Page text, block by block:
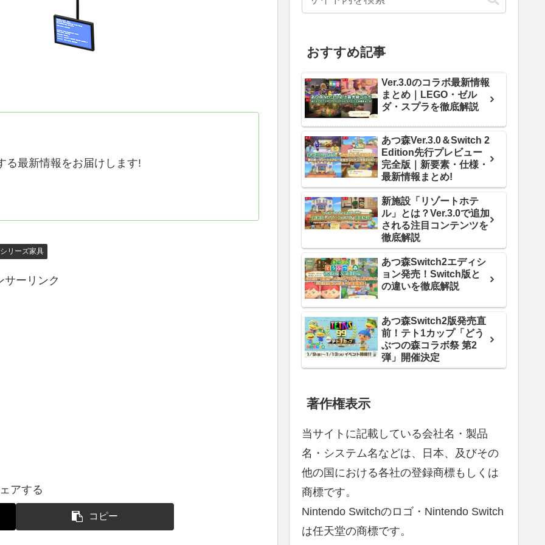
る最新情報をお届けします!
リーズ家具
サーリンク
アする
コピー
おすすめ記事
Ver.3.0のコラボ最新情報
まとめ｜LEGO・ゼル
ダ・スプラを徹底解説
あつ森Ver.3.0＆Switch 2
Edition先行プレビュー
完全版｜新要素・仕様・
最新情報まとめ!
新施設「リゾートホテ
ル」とは？Ver.3.0で追加
される注目コンテンツを
徹底解説
あつ森Switch2エディシ
ョン発売！Switch版と
の違いを徹底解説
あつ森Switch2版発売直
前！テト1カップ「どう
ぶつの森コラボ祭 第2
弾」開催決定
著作権表示
当サイトに記載している会社名・製品
名・システム名などは、日本、及びその
他の国における各社の登録商標もしくは
商標です。
Nintendo Switchのロゴ・Nintendo Switch
は任天堂の商標です。